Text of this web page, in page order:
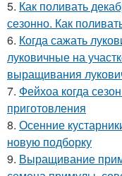
5. Как поливать
сезонно. Как
6. Когда сажать
луковичные на
выращивания
7. Фейхоа когда
приготовления
8. Осенние
новую подборку
9. Выращивание